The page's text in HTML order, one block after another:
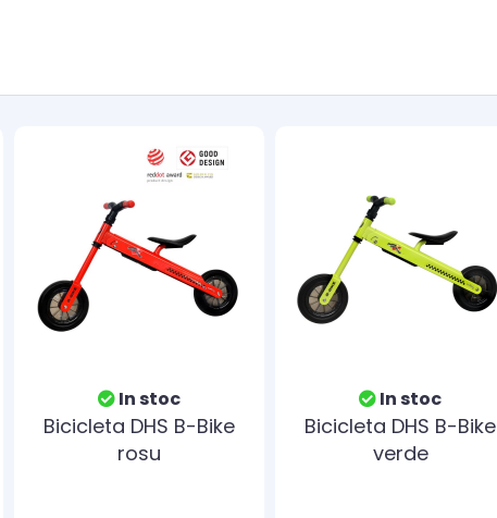
In stoc
Bicicleta DHS B-Bike
rosu
In stoc
Bicicleta DHS B-Bike
verde